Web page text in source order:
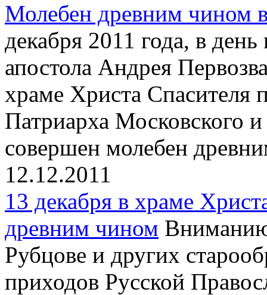
Молебен древним чином
декабря 2011 года, в день
апостола Андрея
храме Христа Спасителя
Патриарха Московского
совершен молебен
12.12.2011
13 декабря в храме
древним чином
Рубцове и других
приходов Русской